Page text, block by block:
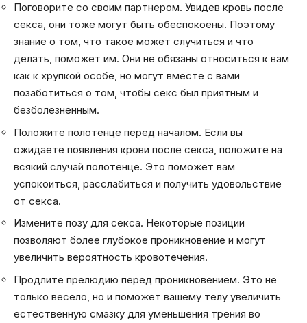
Поговорите со своим партнером. Увидев кровь после
секса, они тоже могут быть обеспокоены. Поэтому
знание о том, что такое может случиться и что
делать, поможет им. Они не обязаны относиться к вам
как к хрупкой особе, но могут вместе с вами
позаботиться о том, чтобы секс был приятным и
безболезненным.
Положите полотенце перед началом. Если вы
ожидаете появления крови после секса, положите на
всякий случай полотенце. Это поможет вам
успокоиться, расслабиться и получить удовольствие
от секса.
Измените позу для секса. Некоторые позиции
позволяют более глубокое проникновение и могут
увеличить вероятность кровотечения.
Продлите прелюдию перед проникновением. Это не
только весело, но и поможет вашему телу увеличить
естественную смазку для уменьшения трения во